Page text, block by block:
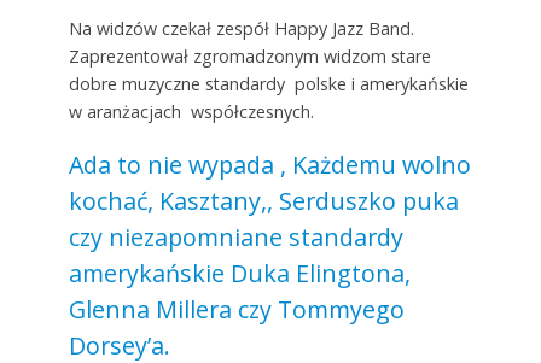
Na widzów czekał zespół Happy Jazz Band.
Zaprezentował zgromadzonym widzom stare
dobre muzyczne standardy polske i amerykańskie
w aranżacjach współczesnych.
Ada to nie wypada , Każdemu wolno
kochać, Kasztany,, Serduszko puka
czy niezapomniane standardy
amerykańskie Duka Elingtona,
Glenna Millera czy Tommyego
Dorsey’a.